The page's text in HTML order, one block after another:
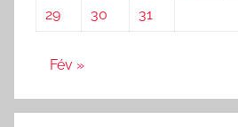
29
30 31
Fév »